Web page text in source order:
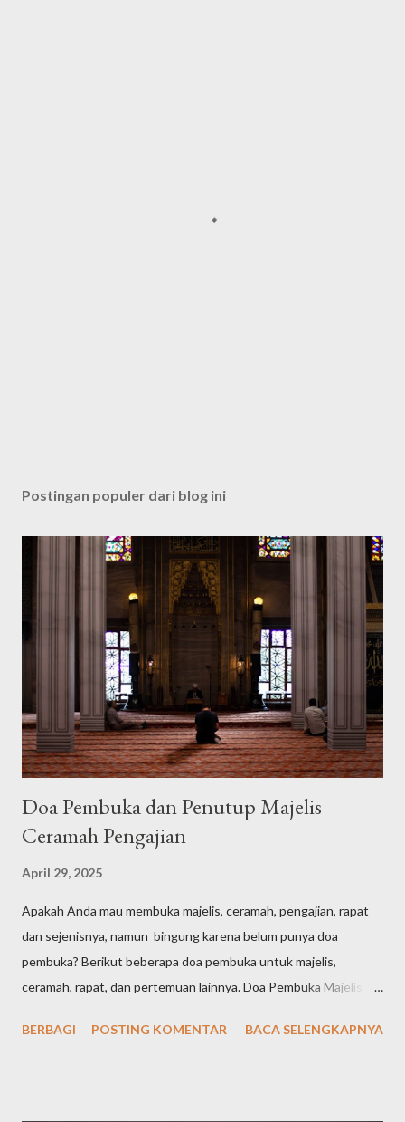
Postingan populer dari blog ini
Doa Pembuka dan Penutup Majelis
Ceramah Pengajian
April 29, 2025
Apakah Anda mau membuka majelis, ceramah, pengajian, rapat
dan sejenisnya, namun bingung karena belum punya doa
pembuka? Berikut beberapa doa pembuka untuk majelis,
ceramah, rapat, dan pertemuan lainnya. Doa Pembuka Majelis
latin: "Alḥamdu lillāhil-lażī hadānā lihāżā, wa mā kunnā
BERBAGI POSTING KOMENTAR BACA SELENGKAPNYA